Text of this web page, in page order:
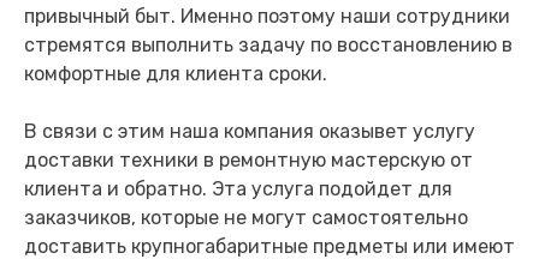
привычный быт. Именно поэтому наши сотрудники
стремятся выполнить задачу по восстановлению в
комфортные для клиента сроки.
В связи с этим наша компания оказывет услугу
доставки техники в ремонтную мастерскую от
клиента и обратно. Эта услуга подойдет для
заказчиков, которые не могут самостоятельно
доставить крупногабаритные предметы или имеют